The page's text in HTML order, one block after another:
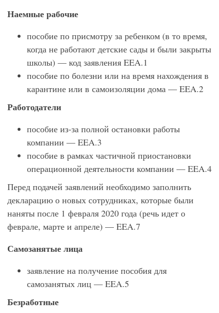
Наемные рабочие
пособие по присмотру за ребенком (в то время,
когда не работают детские сады и были закрыты
школы) — код заявления ΕΕΑ.1
пособие по болезни или на время нахождения в
карантине или в самоизоляции дома — ΕΕΑ.2
Работодатели
пособие из-за полной остановки работы
компании — ΕΕΑ.3
пособие в рамках частичной приостановки
операционной деятельности компании — ΕΕΑ.4
Перед подачей заявлений необходимо заполнить
декларацию о новых сотрудниках, которые были
наняты после 1 февраля 2020 года (речь идет о
феврале, марте и апреле) — ΕΕΑ.7
Самозанятые лица
заявление на получение пособия для
самозанятых лиц — ΕΕΑ.5
Безработные